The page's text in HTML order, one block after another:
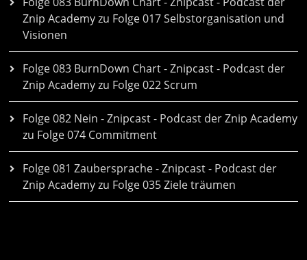
Znip Academyzu Folge 017 Selbstorganisation und
Visionen
Folge 083 BurnDown Chart - Znipcast - Podcast der
Znip Academyzu Folge 022 Scrum
Folge 082 Nein - Znipcast - Podcast der Znip Academy
zu Folge 074 Commitment
Folge 081 Zaubersprache - Znipcast - Podcast der
Znip Academyzu Folge 035 Ziele träumen